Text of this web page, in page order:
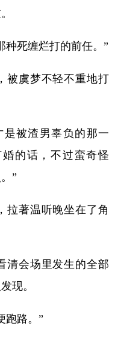
种死缠烂打的前任。”
被虞梦不轻不重地打
被渣男辜负的那一
的话，不过蛮奇怪
”
拉著温听晚坐在了角
清会场里发生的全部
现。
跑路。”